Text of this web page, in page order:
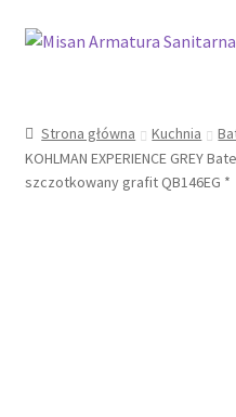
Przejdź
Przejdź
Moje konto
Strona główna Kuchnia
KOHLMAN EXPERIENCE GREY
szczotkowany grafit QB146EG *